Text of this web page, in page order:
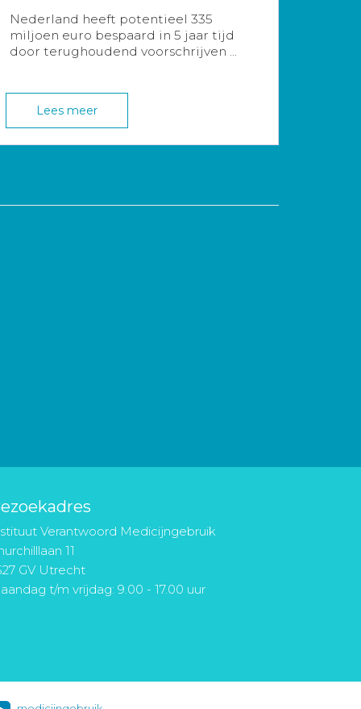
Nederland heeft potentieel 335
miljoen euro bespaard in 5 jaar tijd
door terughoudend voorschrijven ...
Lees meer
Verantwoord Medicijngebruik
11
GV Utrecht
t/m vrijdag: 9.00 - 17.00 uur